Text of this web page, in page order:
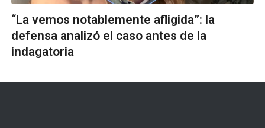
“La vemos notablemente afligida”: la
defensa analizó el caso antes de la
indagatoria